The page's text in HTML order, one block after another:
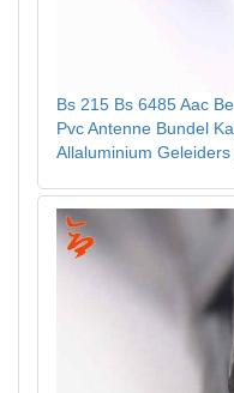
Bs 215 Bs 6485 Aac
Pvc Antenne Bundel
Allaluminium Geleiders